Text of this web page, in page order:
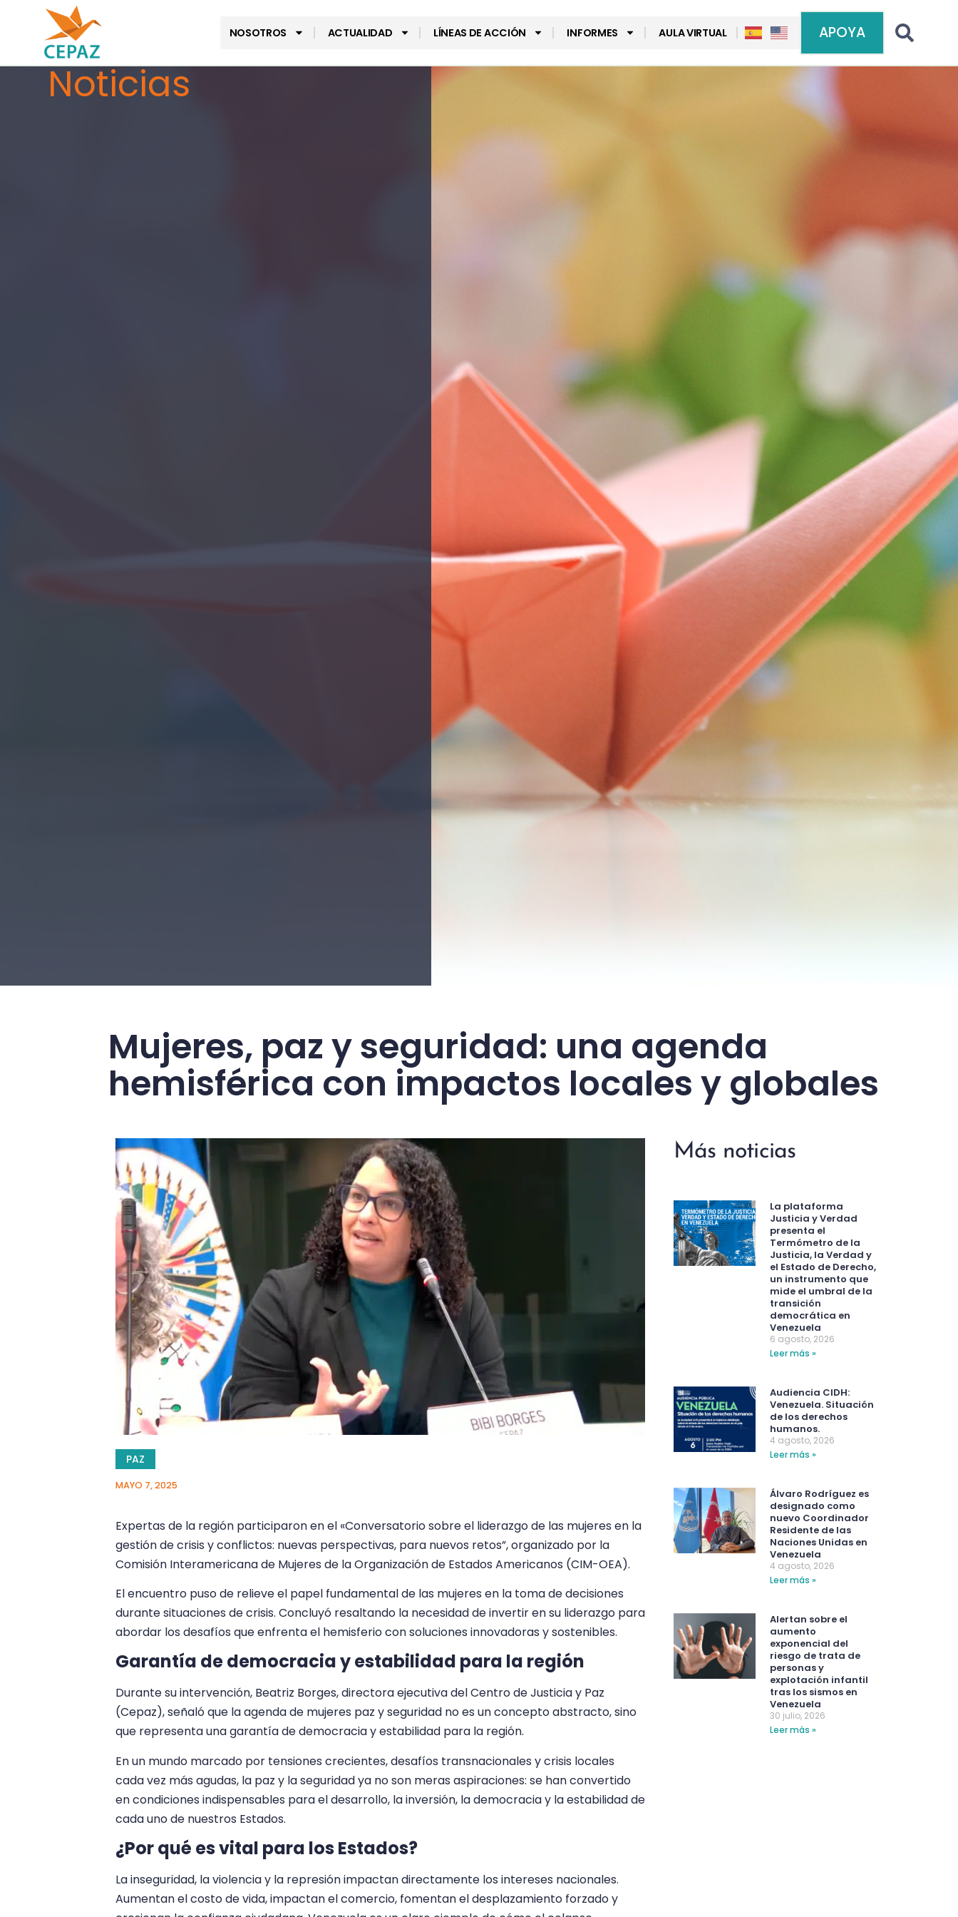
NOSOTROS ACTUALIDAD LÍNEAS DE ACCIÓN INFORMES AULA VIRTUAL APOYA
Noticias
Mujeres, paz y seguridad: una agenda
hemisférica con impactos locales y globales
PAZ
MAYO 7, 2025
Expertas de la región participaron en el «Conversatorio sobre el liderazgo de las mujeres en la
gestión de crisis y conflictos: nuevas perspectivas, para nuevos retos”, organizado por la
Comisión Interamericana de Mujeres de la Organización de Estados Americanos (CIM-OEA).
El encuentro puso de relieve el papel fundamental de las mujeres en la toma de decisiones
durante situaciones de crisis. Concluyó resaltando la necesidad de invertir en su liderazgo para
abordar los desafíos que enfrenta el hemisferio con soluciones innovadoras y sostenibles.
Garantía de democracia y estabilidad para la región
Durante su intervención, Beatriz Borges, directora ejecutiva del Centro de Justicia y Paz
(Cepaz), señaló que la agenda de mujeres paz y seguridad no es un concepto abstracto, sino
que representa una garantía de democracia y estabilidad para la región.
En un mundo marcado por tensiones crecientes, desafíos transnacionales y crisis locales
cada vez más agudas, la paz y la seguridad ya no son meras aspiraciones: se han convertido
en condiciones indispensables para el desarrollo, la inversión, la democracia y la estabilidad de
cada uno de nuestros Estados.
¿Por qué es vital para los Estados?
La inseguridad, la violencia y la represión impactan directamente los intereses nacionales.
Aumentan el costo de vida, impactan el comercio, fomentan el desplazamiento forzado y
Más noticias
La plataforma
Justicia y Verdad
presenta el
Termómetro de la
Justicia, la Verdad y
el Estado de Derecho,
un instrumento que
mide el umbral de la
transición
democrática en
Venezuela
6 agosto, 2026
Leer más »
Audiencia CIDH:
Venezuela. Situación
de los derechos
humanos.
4 agosto, 2026
Leer más »
Álvaro Rodríguez es
designado como
nuevo Coordinador
Residente de las
Naciones Unidas en
Venezuela
4 agosto, 2026
Leer más »
Alertan sobre el
aumento
exponencial del
riesgo de trata de
personas y
explotación infantil
tras los sismos en
Venezuela
30 julio, 2026
Leer más »